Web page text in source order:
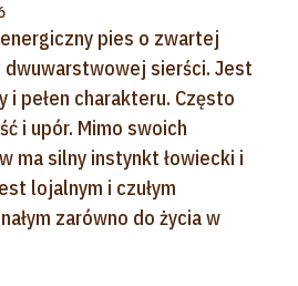
energiczny pies o zwartej
sierści. Jest
i pełen charakteru. Często
i upór. Mimo swoich
ma silny instynkt łowiecki i
lojalnym i czułym
zarówno do życia w